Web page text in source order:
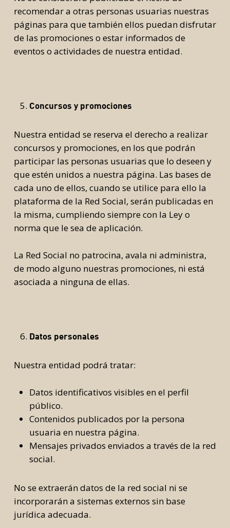
recomendar a otras personas usuarias nuestras
páginas para que también ellos puedan disfrutar
de las promociones o estar informados de
eventos o actividades de nuestra entidad.
Concursos y promociones
Nuestra entidad se reserva el derecho a realizar
concursos y promociones, en los que podrán
participar las personas usuarias que lo deseen y
que estén unidos a nuestra página. Las bases de
cada uno de ellos, cuando se utilice para ello la
plataforma de la Red Social, serán publicadas en
la misma, cumpliendo siempre con la Ley o
norma que le sea de aplicación.
La Red Social no patrocina, avala ni administra,
de modo alguno nuestras promociones, ni está
asociada a ninguna de ellas.
Datos personales
Nuestra entidad podrá tratar:
Datos identificativos visibles en el perfil
público.
Contenidos publicados por la persona
usuaria en nuestra página.
Mensajes privados enviados a través de la red
social.
No se extraerán datos de la red social ni se
incorporarán a sistemas externos sin base
jurídica adecuada.